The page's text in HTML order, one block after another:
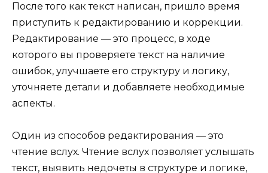
После того как текст написан, пришло время
приступить к редактированию и коррекции.
Редактирование — это процесс, в ходе
которого вы проверяете текст на наличие
ошибок, улучшаете его структуру и логику,
уточняете детали и добавляете необходимые
аспекты.
Один из способов редактирования — это
чтение вслух. Чтение вслух позволяет услышать
текст, выявить недочеты в структуре и логике,